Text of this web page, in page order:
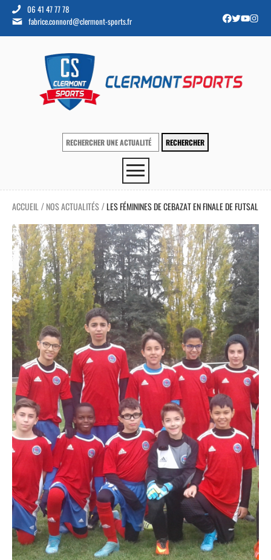
06 41 47 77 78
fabrice.connord@clermont-sports.fr
ACCUEIL / NOS ACTUALITÉS /LES FÉMININES DE CEBAZAT EN FINALE DE FUTSAL